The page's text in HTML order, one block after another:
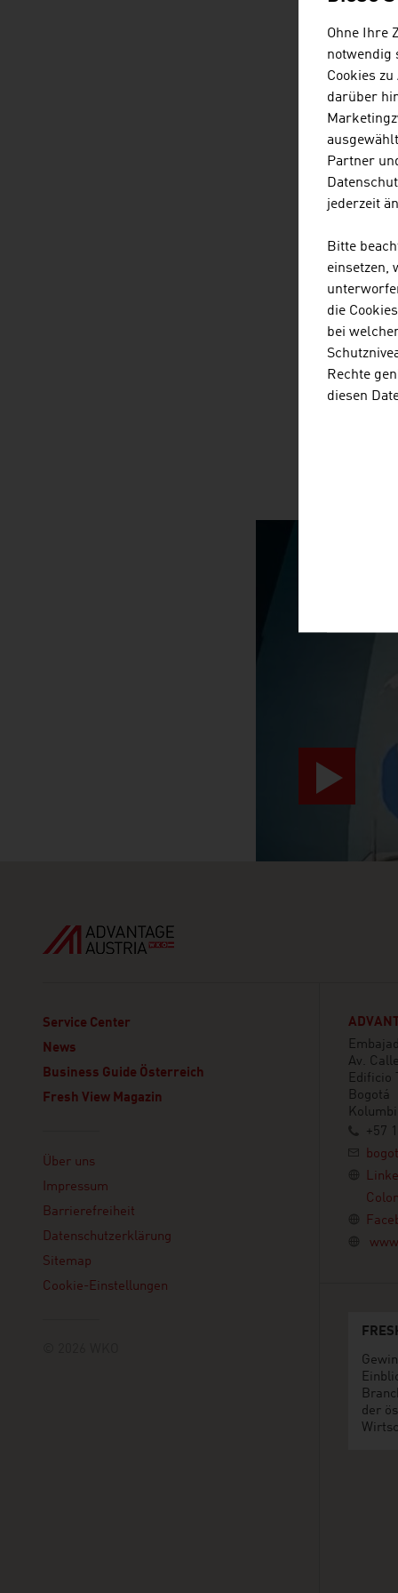
video
Service Center
News
Business Guide Österreich
Fresh View Magazin
Über uns
Impressum
Barrierefreiheit
Datenschutzerklärung
Sitemap
Cookie-Einstellungen
Av.
Edificio
Bogotá
+57
der
Ohne Ihre
notwendig
Cookies
darüber
Partner
jederzeit
Bitte
einsetzen,
die
bei
Rechte
diesen